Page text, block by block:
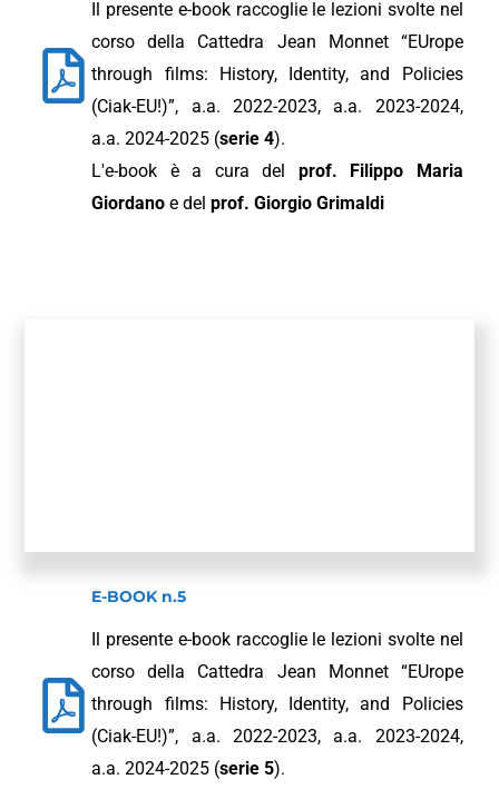
Il presente e-book raccoglie le lezioni svolte nel
corso della Cattedra Jean Monnet “EUrope
through films: History, Identity, and Policies
(Ciak-EU!)”, a.a. 2022-2023, a.a. 2023-2024,
a.a. 2024-2025 (serie 4).
L'e-book è a cura del prof. Filippo Maria
Giordano e delprof. Giorgio Grimaldi
E-BOOK n.5
Il presente e-book raccoglie le lezioni svolte nel
corso della Cattedra Jean Monnet “EUrope
through films: History, Identity, and Policies
(Ciak-EU!)”, a.a. 2022-2023, a.a. 2023-2024,
a.a. 2024-2025 (serie 5).